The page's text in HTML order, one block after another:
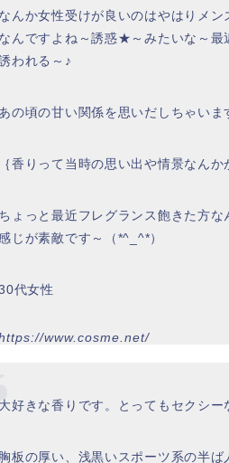
なんか女性受けが良いのはやはりメ
なんですよね～誘惑★～みたいな～最
われる～♪
あの頃の甘い関係を思いだしちゃい
｛香りって当時の思い出や情景なん
ちょっと最近フレグランス飽きた方
感じが素敵です～（*^_^*）
代女性
www.cosme.net/
大好きな香りです。とってもセクシー
胸板の厚い、浅黒いスポーツ系の半